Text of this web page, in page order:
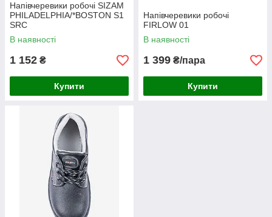
Напівчеревики робочі SIZAM
PHILADELPHIA/*BOSTON S1
SRC
В наявності
1 152 ₴
Купити
Напівчеревики робочі
FIRLOW 01
В наявності
1 399 ₴/пара
Купити